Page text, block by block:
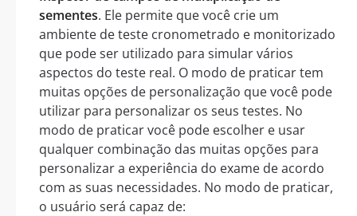
sementes. Ele permite que você crie um
ambiente de teste cronometrado e monitorizado
que pode ser utilizado para simular vários
aspectos do teste real. O modo de praticar tem
muitas opções de personalização que você pode
utilizar para personalizar os seus testes. No
modo de praticar você pode escolher e usar
qualquer combinação das muitas opções para
personalizar a experiência do exame de acordo
com as suas necessidades. No modo de praticar,
o usuário será capaz de: